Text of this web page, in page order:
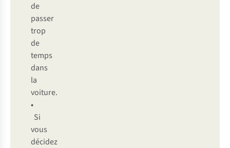
de
passer
trop
de
temps
dans
la
voiture.
•
Si
vous
décidez